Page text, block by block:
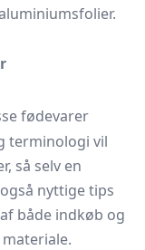
fødevarer
terminologi vil
så selv en
nyttige tips
både indkøb og
materiale.